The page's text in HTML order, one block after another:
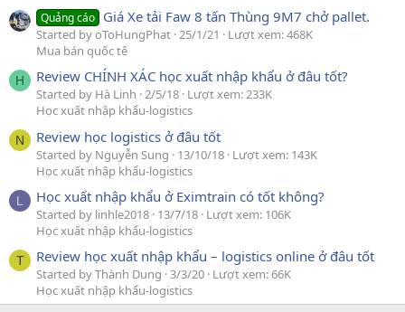
Quảng cáo Giá Xe tải Faw 8 tấn Thùng 9M7 chở pallet.
Started by oToHungPhat 25/1/21
Lượt xem: 468K
Mua bán quốc tế
H Review CHÍNH XÁC học xuất nhập khẩu ở đâu tốt?
Started by Hà Linh 2/5/18 Lượt xem: 233K
Học xuất nhập khẩu-logistics
N Review học logistics ở đâu tốt
Started by Nguyễn Sung 13/10/18 Lượt xem: 143K
Học xuất nhập khẩu-logistics
L Học xuất nhập khẩu ở Eximtrain có tốt không?
Started by linhle2018 13/7/18 Lượt xem: 106K
Học xuất nhập khẩu-logistics
T Review học xuất nhập khẩu – logistics online ở đâu tốt
Started by Thành Dung 3/3/20 Lượt xem: 66K
Học xuất nhập khẩu-logistics